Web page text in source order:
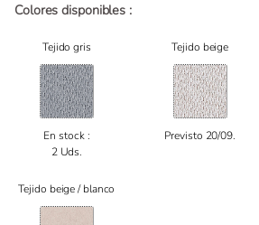
Colores disponibles :
Tejido gris
En stock :
2 Uds.
Tejido beige
Previsto 20/09.
Tejido beige / blanco